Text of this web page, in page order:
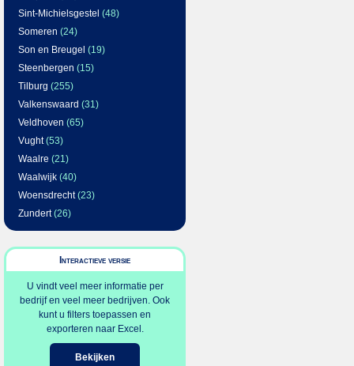
Sint-Michielsgestel (48)
Someren (24)
Son en Breugel (19)
Steenbergen (15)
Tilburg (255)
Valkenswaard (31)
Veldhoven (65)
Vught(53)
Waalre (21)
Waalwijk (40)
Woensdrecht(23)
Zundert(26)
Interactieve versie
U vindt veel meer informatie per
bedrijf en veel meer bedrijven. Ook
kunt u filters toepassen en
exporteren naar Excel.
Bekijken